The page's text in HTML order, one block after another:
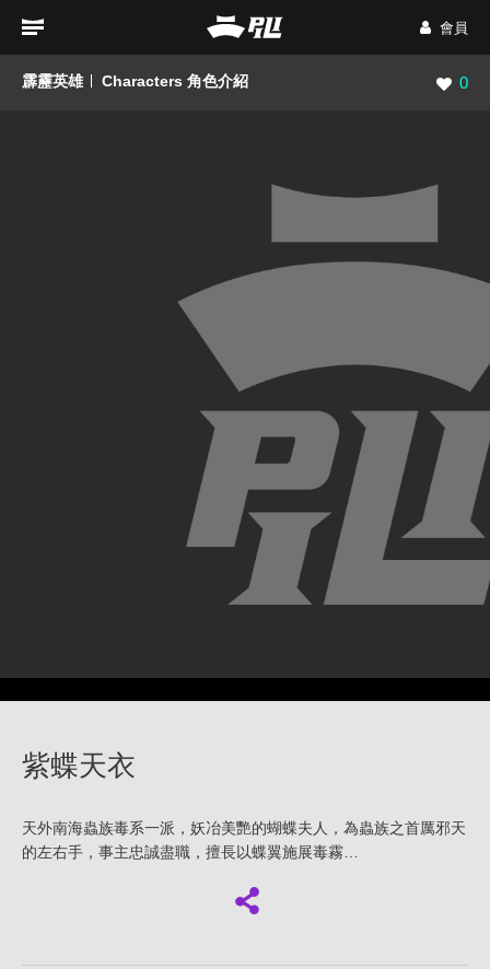
會員
霹靂英雄 Characters 角色介紹 瀏覽
0
紫蝶天衣
天外南海蟲族毒系一派，妖冶美艷的蝴蝶夫人，為蟲族之首厲邪天
的左右手，事主忠誠盡職，擅長以蝶翼施展毒霧…